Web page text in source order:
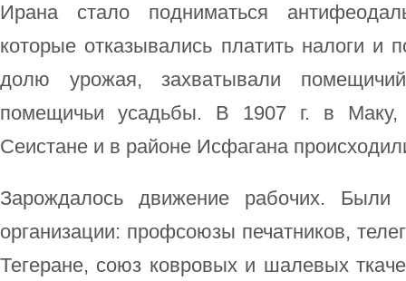
Ирана стало подниматься
которые отказывались платить налоги и
долю урожая, захватывали
помещичьи усадьбы. В 1907 г. в
Сеистане и в районе Исфагана
Зарождалось движение рабочих. Были
организации: профсоюзы печатников,
Тегеране, союз ковровых и шалевых